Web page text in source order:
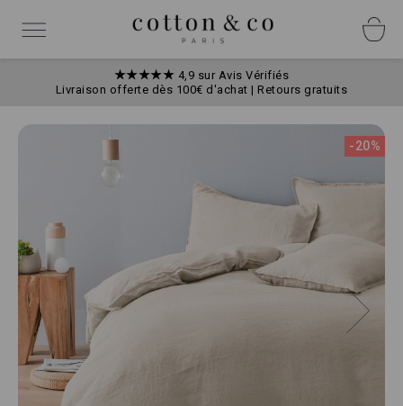
contenu
Basculer
★★★★★ 4,9 sur Avis Vérifiés
Livraison offerte dès 100€ d'achat | Retours gratuits
images
gallery
-20%